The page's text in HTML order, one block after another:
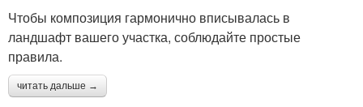
Чтобы композиция гармонично вписывалась в
ландшафт вашего участка, соблюдайте простые
правила.
читать дальше →